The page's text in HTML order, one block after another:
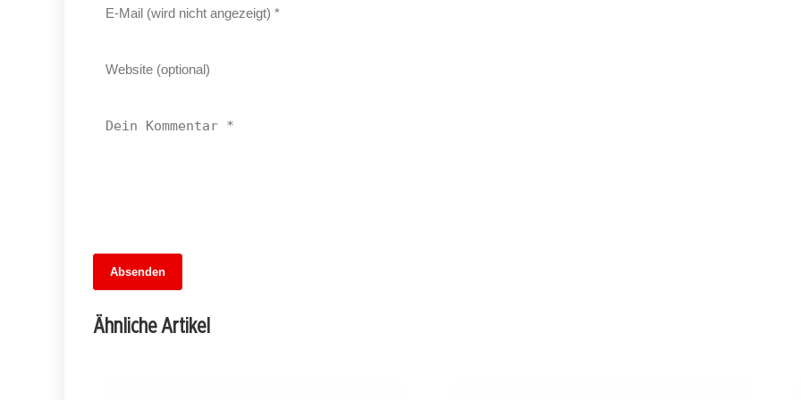
Absenden
Ähnliche Artikel
Neukölln im Umbruch: Hikels Abschied
und die Suche nach Lösungen in